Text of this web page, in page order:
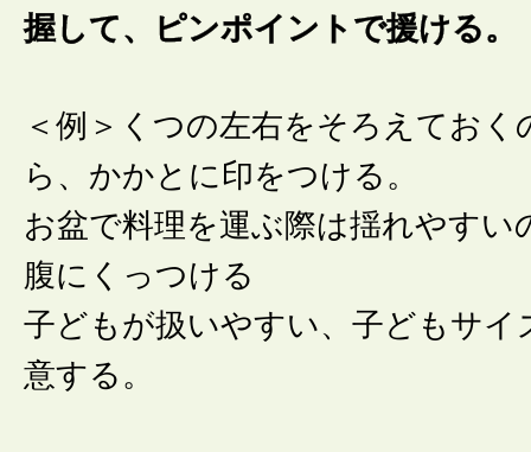
握して、ピンポイントで援ける。
＜例＞くつの左右をそろえておく
ら、かかとに印をつける。
お盆で料理を運ぶ際は揺れやすい
腹にくっつける
子どもが扱いやすい、子どもサイ
意する。